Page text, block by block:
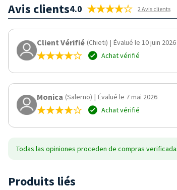
Avis clients4.0 2 Avis clients
Client Vérifié (Chieti) | Évalué le 10 juin 2026
Achat vérifié
Monica (Salerno) | Évalué le 7 mai 2026
Achat vérifié
Todas las opiniones proceden de compras
Produits liés